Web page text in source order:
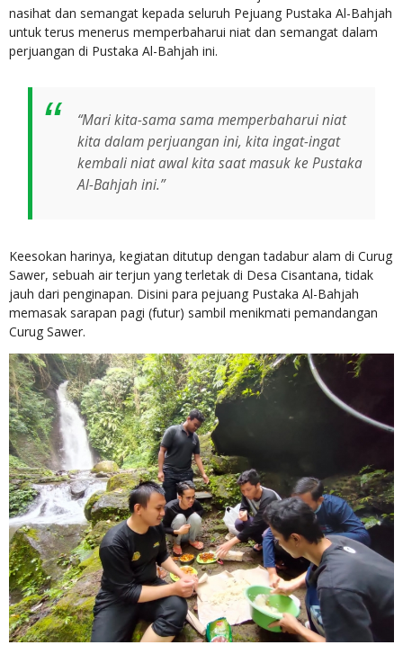
nasihat dan semangat kepada seluruh Pejuang Pustaka Al-Bahjah
untuk terus menerus memperbaharui niat dan semangat dalam
perjuangan di Pustaka Al-Bahjah ini.
“Mari kita-sama sama memperbaharui niat
kita dalam perjuangan ini, kita ingat-ingat
kembali niat awal kita saat masuk ke Pustaka
Al-Bahjah ini.”
Keesokan harinya, kegiatan ditutup dengan tadabur alam di Curug
Sawer, sebuah air terjun yang terletak di Desa Cisantana, tidak
jauh dari penginapan. Disini para pejuang Pustaka Al-Bahjah
memasak sarapan pagi (futur) sambil menikmati pemandangan
Curug Sawer.